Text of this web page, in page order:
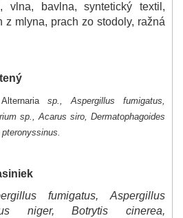
vlna, bavlna, syntetický textil,
z mlyna, prach zo stodoly, ražná
sp., Aspergillus fumigatus,
sp., Acarus siro, Dermatophagoides
fumigatus, Aspergillus
niger, Botrytis cinerea,